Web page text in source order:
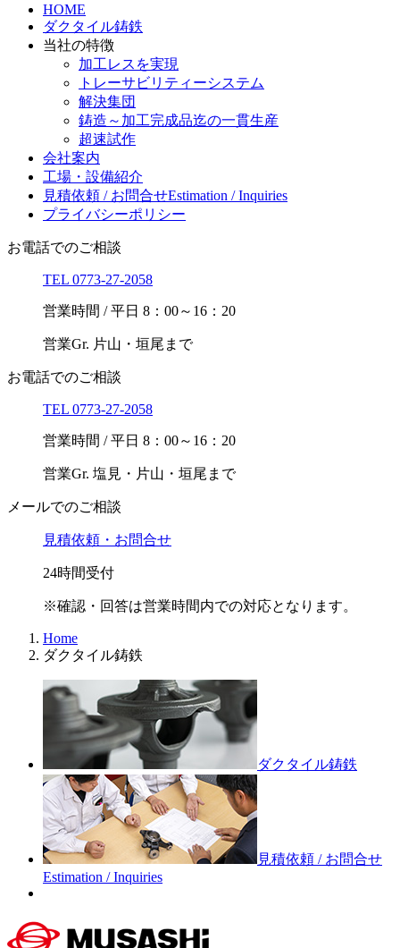
HOME
ダクタイル鋳鉄
当社の特徴
加工レスを実現
トレーサビリティーシステム
解決集団
鋳造～加工完成品迄の一貫生産
超速試作
会社案内
工場・設備紹介
見積依頼 / お問合せEstimation / Inquiries
プライバシーポリシー
お電話でのご相談
TEL 0773-27-2058
営業時間 / 平日 8：00～16：20
営業Gr. 片山・垣尾まで
お電話でのご相談
TEL 0773-27-2058
営業時間 / 平日 8：00～16：20
営業Gr. 塩見・片山・垣尾まで
メールでのご相談
見積依頼・お問合せ
24時間受付
※確認・回答は営業時間内での対応となります。
Home
ダクタイル鋳鉄
ダクタイル鋳鉄
見積依頼 / お問合せ
Estimation / Inquiries